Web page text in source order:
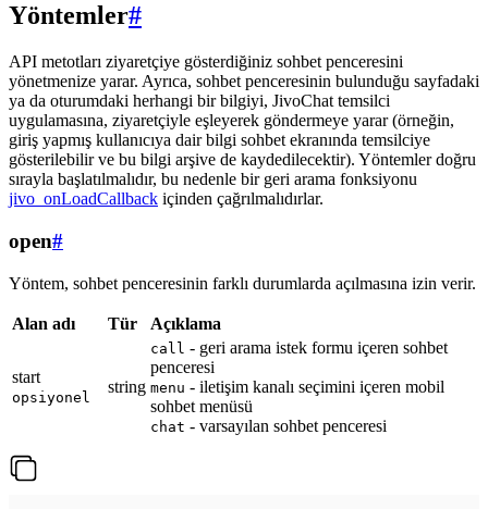
Yöntemler#
API metotları ziyaretçiye gösterdiğiniz sohbet penceresini
yönetmenize yarar. Ayrıca, sohbet penceresinin bulunduğu sayfadaki
ya da oturumdaki herhangi bir bilgiyi, JivoChat temsilci
uygulamasına, ziyaretçiyle eşleyerek göndermeye yarar (örneğin,
giriş yapmış kullanıcıya dair bilgi sohbet ekranında temsilciye
gösterilebilir ve bu bilgi arşive de kaydedilecektir). Yöntemler doğru
sırayla başlatılmalıdır, bu nedenle bir geri arama fonksiyonu
jivo_onLoadCallback içinden çağrılmalıdırlar.
open#
Yöntem, sohbet penceresinin farklı durumlarda açılmasına izin verir.
Alan adı Tür Açıklama
start
opsiyonel
string
call - geri arama istek formu içeren sohbet
penceresi
menu - iletişim kanalı seçimini içeren mobil
sohbet menüsü
chat - varsayılan sohbet penceresi